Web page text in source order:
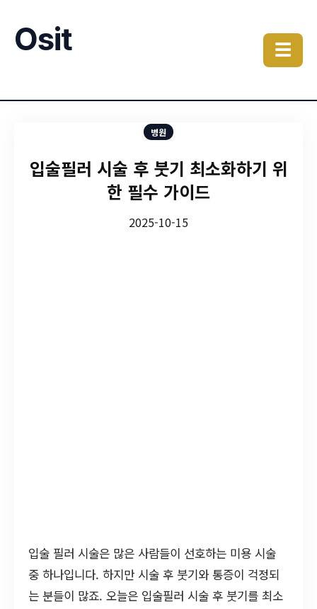
Osit ☰
병원
입술필러 시술 후 붓기 최소화하기 위
한 필수 가이드
2025-10-15
입술 필러 시술은 많은 사람들이 선호하는 미용 시술
중 하나입니다. 하지만 시술 후 붓기와 통증이 걱정되
는 분들이 많죠. 오늘은 입술필러 시술 후 붓기를 최소